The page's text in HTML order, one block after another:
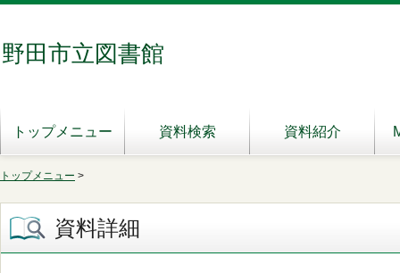
野田市立図書館
トップメニュー 資料検索 資料紹介
トップメニュー >
資料詳細